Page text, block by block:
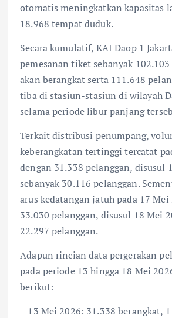
otomatis meningkatkan kapasitas
18.968 tempat duduk.
Secara kumulatif, KAI Daop 1
pemesanan tiket sebanyak
akan berangkat serta 111.648
tiba di stasiun-stasiun di wilayah
selama periode libur panjang
Terkait distribusi penumpang,
keberangkatan tertinggi tercatat
dengan 31.338 pelanggan, disusul
sebanyak 30.116 pelanggan.
arus kedatangan jatuh pada 17 Mei
33.030 pelanggan, disusul 18 Mei
22.297 pelanggan.
Adapun rincian data pergerakan
pada periode 13 hingga 18 Mei
berikut:
– 13 Mei 2026: 31.338 berangkat,